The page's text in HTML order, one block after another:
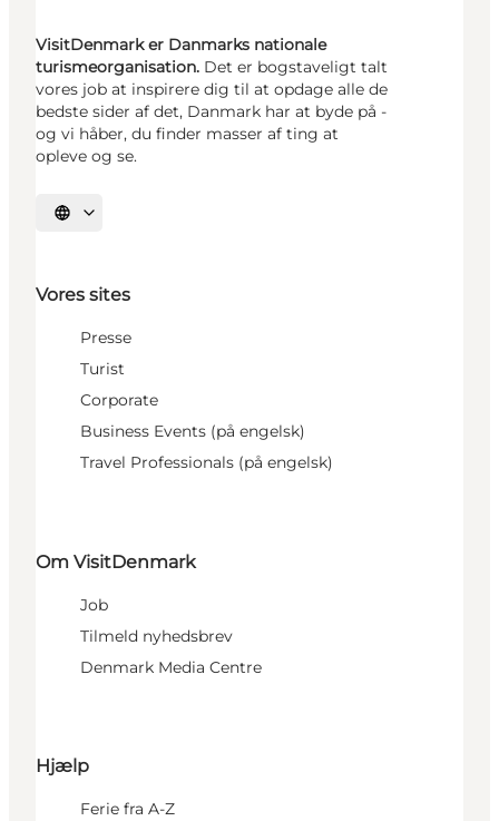
VisitDenmark er Danmarks nationale
turismeorganisation. Det er bogstaveligt talt
vores job at inspirere dig til at opdage alle de
bedste sider af det, Danmark har at byde på -
og vi håber, du finder masser af ting at
opleve og se.
Vælg sprog
Vores sites
Presse
Turist
Corporate
Business Events (på engelsk)
Travel Professionals (på engelsk)
Om VisitDenmark
Job
Tilmeld nyhedsbrev
Denmark Media Centre
Hjælp
Ferie fra A-Z